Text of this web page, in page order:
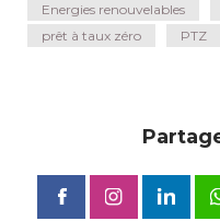
Energies renouvelables
prêt à taux zéro
PTZ